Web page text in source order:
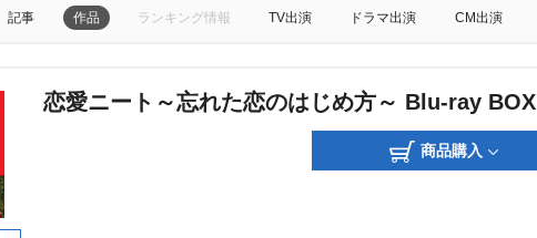
記事 作品 ランキング情報 TV出演 ドラマ出演 CM出演
恋愛ニート～忘れた恋のはじめ方～ Blu-ray BOX
商品購入